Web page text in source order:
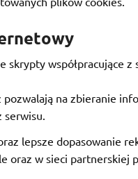
współpracujące z
na zbieranie
serwisu.
lepsze dopasowanie
oraz w sieci partnerskiej